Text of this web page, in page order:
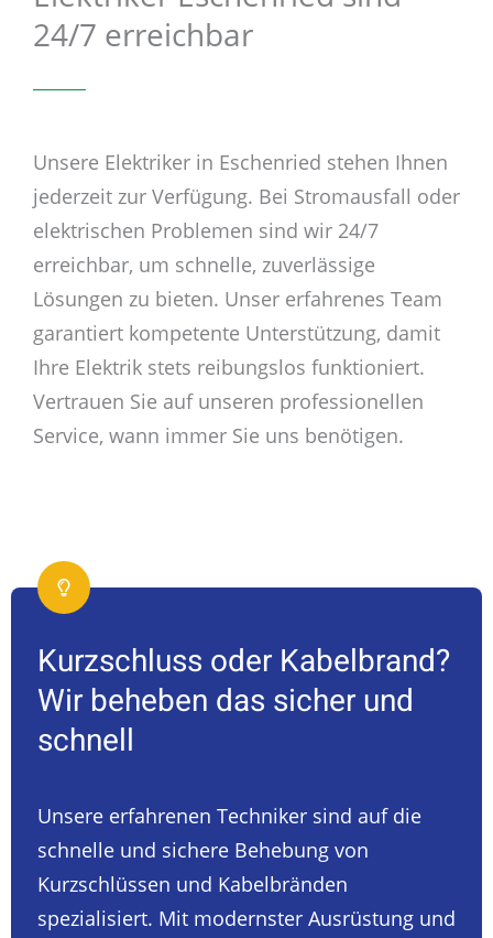
24/7 erreichbar
Unsere Elektriker in Eschenried stehen Ihnen
jederzeit zur Verfügung. Bei Stromausfall oder
elektrischen Problemen sind wir 24/7
erreichbar, um schnelle, zuverlässige
Lösungen zu bieten. Unser erfahrenes Team
garantiert kompetente Unterstützung, damit
Ihre Elektrik stets reibungslos funktioniert.
Vertrauen Sie auf unseren professionellen
Service, wann immer Sie uns benötigen.
Kurzschluss oder Kabelbrand?
Wir beheben das sicher und
schnell
Unsere erfahrenen Techniker sind auf die
schnelle und sichere Behebung von
Kurzschlüssen und Kabelbränden
spezialisiert. Mit modernster Ausrüstung und